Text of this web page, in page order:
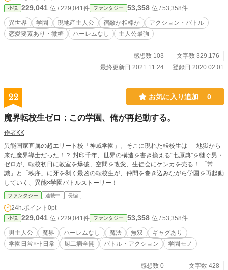
小説 229,041 位 / 229,041件 ファンタジー 53,358 位 / 53,358件
異世界 学園 現地産主人公 宿敵か相棒か
アクション・バトル
恋愛要素あり・微糖
ハーレムなし 主人公最強
感想数 103
文字数 329,176
最終更新日 2021.11.24
登録日 2020.02.01
22 お気に入り追加 0
魔界転校生ゼロ：この学園、俺が再起動する。
作者KK
異能国家直属の超エリート校「神威学園」。そこに現れた転校生は──地獄から
来た魔界導士だった！？ 封印千年、世界の構造を書き換える“七原典”を継ぐ男・
ゼロが、転校初日に教室を爆破、空間を改変、生徒会にケンカを売る！ 「常
識」と「秩序」に牙を剥く最凶の転校生が、仲間を巻き込みながら学園を再起動
していく、異能×学園バトルストーリー！
ファンタジー 連載中 長編
24h.ポイント 0pt
小説 229,041 位 / 229,041件 ファンタジー 53,358 位 / 53,358件
男主人公 魔界 ハーレムなし 魔法 無双
ギャグあり
学園日常×非日常
厨二病全開 バトル・アクション 学園モノ
感想数 0
文字数 428